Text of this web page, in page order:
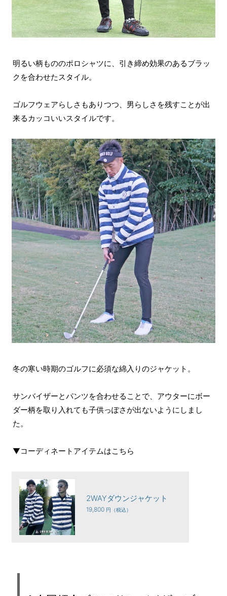
明るい柄もののポロシャツに、引き締め効果のあるブラッ
クを合わせたスタイル。
ゴルフウェアらしさもありつつ、男らしさを残すことが出
来るカッコいいスタイルです。
冬の寒い時期のゴルフに必須な綿入りのジャケット。
サンバイザーとパンツを合わせることで、アウターにボー
ダー柄を取り入れても子供っぽさが出ないようにしまし
た。
▼コーディネートアイテムはこちら
2WAYダウンジャケット
19,800